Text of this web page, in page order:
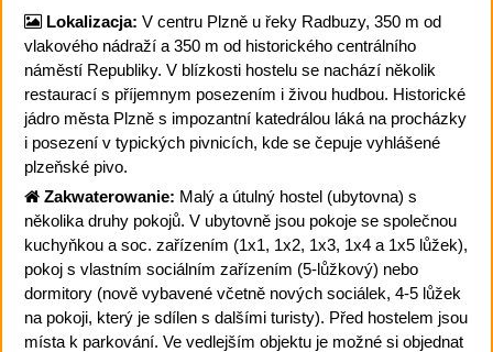
Lokalizacja: V centru Plzně u řeky Radbuzy, 350 m od
vlakového nádraží a 350 m od historického centrálního
náměstí Republiky. V blízkosti hostelu se nachází několik
restaurací s příjemnym posezením i živou hudbou. Historické
jádro města Plzně s impozantní katedrálou láká na procházky
i posezení v typických pivnicích, kde se čepuje vyhlášené
plzeňské pivo.
Zakwaterowanie: Malý a útulný hostel (ubytovna) s
několika druhy pokojů. V ubytovně jsou pokoje se společnou
kuchyňkou a soc. zařízením (1x1, 1x2, 1x3, 1x4 a 1x5 lůžek),
pokoj s vlastním sociálním zařízením (5-lůžkový) nebo
dormitory (nově vybavené včetně nových sociálek, 4-5 lůžek
na pokoji, který je sdílen s dalšími turisty). Před hostelem jsou
místa k parkování. Ve vedlejším objektu je možné si objednat